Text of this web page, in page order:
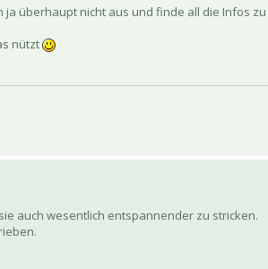
ja überhaupt nicht aus und finde all die Infos
nützt
auch wesentlich entspannender zu stricken.